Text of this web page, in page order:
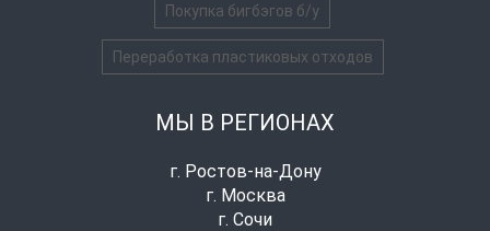
Покупка бигбэгов б/у
Переработка пластиковых отходов
МЫ В РЕГИОНАХ
г. Ростов-на-Дону
г. Москва
г. Сочи